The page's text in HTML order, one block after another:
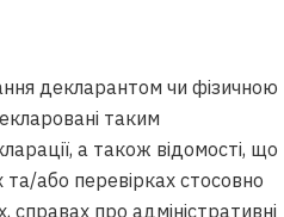
декларантом чи фізичною
таким
а також відомості, що
та/або перевірках стосовно
про адміністративні